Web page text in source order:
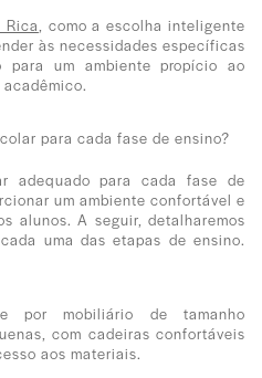
Rica, como a escolha inteligente
às necessidades específicas
para um ambiente propício ao
para cada fase de ensino?
adequado para cada fase de
um ambiente confortável e
alunos. A seguir, detalharemos
uma das etapas de ensino.
por mobiliário de tamanho
com cadeiras confortáveis
aos materiais.